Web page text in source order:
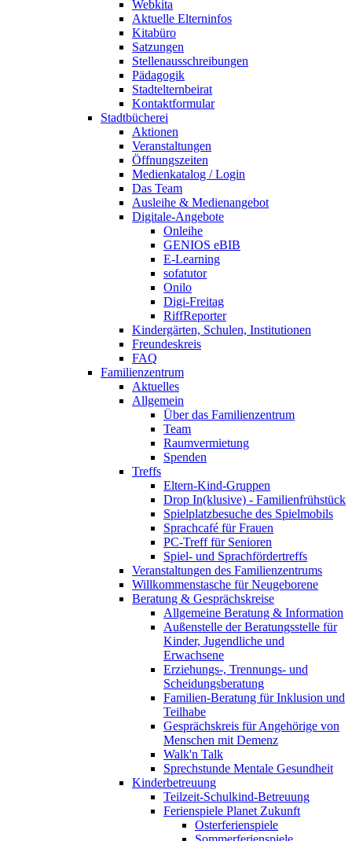
Webkita
Aktuelle Elterninfos
Kitabüro
Satzungen
Stellenausschreibungen
Pädagogik
Stadtelternbeirat
Kontaktformular
Stadtbücherei
Aktionen
Veranstaltungen
Öffnungszeiten
Medienkatalog / Login
Das Team
Ausleihe & Medienangebot
Digitale-Angebote
Onleihe
GENIOS eBIB
E-Learning
sofatutor
Onilo
Digi-Freitag
RiffReporter
Kindergärten, Schulen, Institutionen
Freundeskreis
FAQ
Familienzentrum
Aktuelles
Allgemein
Über das Familienzentrum
Team
Raumvermietung
Spenden
Treffs
Eltern-Kind-Gruppen
Drop In(klusive) - Familienfrühstück
Spielplatzbesuche des Spielmobils
Sprachcafé für Frauen
PC-Treff für Senioren
Spiel- und Sprachfördertreffs
Veranstaltungen des Familienzentrums
Willkommenstasche für Neugeborene
Beratung & Gesprächskreise
Allgemeine Beratung & Information
Außenstelle der Beratungsstelle für
Kinder, Jugendliche und
Erwachsene
Erziehungs-, Trennungs- und
Scheidungsberatung
Familien-Beratung für Inklusion und
Teilhabe
Gesprächskreis für Angehörige von
Menschen mit Demenz
Walk'n Talk
Sprechstunde Mentale Gesundheit
Kinderbetreuung
Teilzeit-Schulkind-Betreuung
Ferienspiele Planet Zukunft
Osterferienspiele